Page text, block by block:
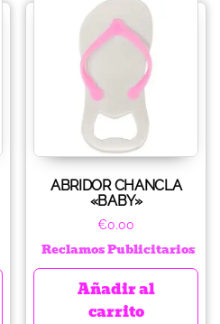
ABRIDOR CHANCLA
«BABY»
€0.00
Reclamos Publicitarios
Añadir al
carrito